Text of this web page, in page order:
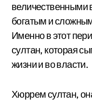
величественными
богатым и
Именно в этот
султан, которая
жизни и во власти.
Хюррем султан,